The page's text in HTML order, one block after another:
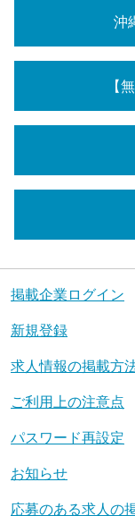
沖
【
掲載企業ログイン
新規登録
求人情報の掲載方
ご利用上の注意点
パスワード再設定
お知らせ
応募のある求人の